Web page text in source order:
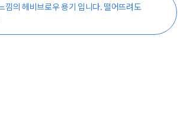
낌의 헤비브로우 용기 입니다. 떨어뜨려도